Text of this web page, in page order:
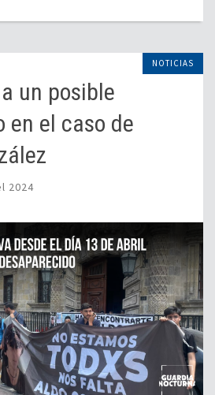
NOTICIAS
un posible
en el caso de
2024